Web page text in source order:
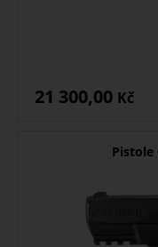
21 300,00 Kč
Pistole